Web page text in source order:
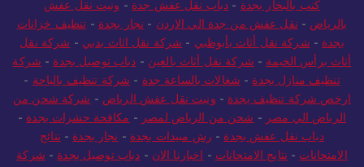
كنب بالبخار بجدة-دباب نقل عفش جدة-ونيت نقل عفش
بالرياض -نقل عفش من جدة الي الاردن - نجار بجدة-تنظيف خزانات
بجدة-شركة نقل أثاث بأبوظبي-شركة نقل اثاث بدبي-شركة نقل
أثاث برأس الخيمة-شركة نقل أثاث بالعين -دباب توصيل بجدة- شركة
تنظيف منازل بجدة-شغالات بالساعة جدة- شركة تنظيف بالباحة-
ارخص شركة تنظيف بجدة-ونيت نقل عفش الرياض -شركة شحن من
الرياض الي مصر-شحن من الرياض لمصر-مكافحة حشرات بجدة-
دباب نقل عفش بجدة- رش مبيدات بجدة-نجار بجدة-نتائج
الامتحانات-نتايج الامتحانات -اخبارنا الان -دباب توصيل بجدة-شركة